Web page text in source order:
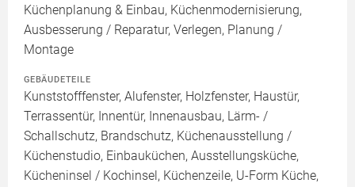
Küchenplanung & Einbau, Küchenmodernisierung,
Ausbesserung / Reparatur, Verlegen, Planung /
Montage
GEBÄUDETEILE
Kunststofffenster, Alufenster, Holzfenster, Haustür,
Terrassentür, Innentür, Innenausbau, Lärm- /
Schallschutz, Brandschutz, Küchenausstellung /
Küchenstudio, Einbauküchen, Ausstellungsküche,
Kücheninsel / Kochinsel, Küchenzeile, U-Form Küche,